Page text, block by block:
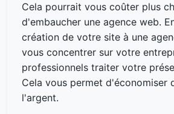
Cela pourrait vous coûter plus
d'embaucher une agence web.
création de votre site à une
vous concentrer sur votre
professionnels traiter votre
Cela vous permet d'économiser
l'argent.